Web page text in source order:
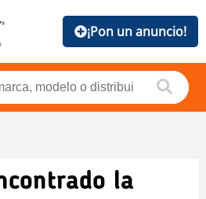
¡Pon un anuncio!
la